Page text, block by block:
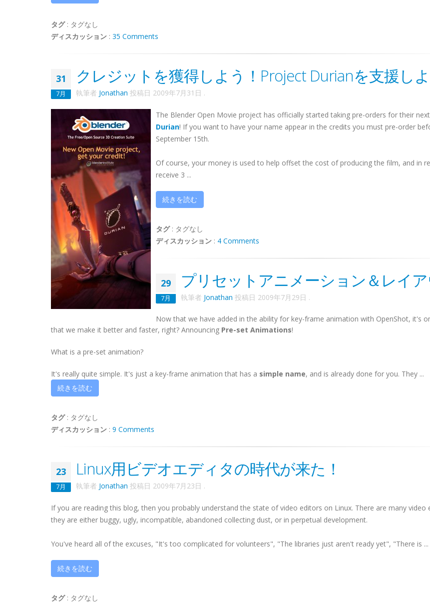
タグ: タグなし
ディスカッション : 35 Comments
31
7月
クレジットを獲得しよう！Project Durianを支援しよ
執筆者 Jonathan 投稿日 2009年7月31日 .
The Blender Open Movie project has officially started taking pre-orders for their
Durian! If you want to have your name appear in the credits you must pre-order
September 15th.
Of course, your money is used to help offset the cost of producing the film, and in
receive 3 ...
続きを読む
タグ: タグなし
ディスカッション : 4 Comments
29
7月
プリセットアニメーション＆レイア
執筆者 Jonathan 投稿日 2009年7月29日 .
Now that we have added in the ability for key-frame animation with OpenShot, it's
that we make it better and faster, right? Announcing Pre-set Animations!
What is a pre-set animation?
It's really quite simple. It's just a key-frame animation that has a simple name, and is already done for you. They ...
続きを読む
タグ: タグなし
ディスカッション : 9 Comments
23
7月
Linux用ビデオエディタの時代が来た！
執筆者 Jonathan 投稿日 2009年7月23日 .
If you are reading this blog, then you probably understand the state of video editors on Linux. There are many video
they are either buggy, ugly, incompatible, abandoned collecting dust, or in perpetual development.
You've heard all of the excuses, "It's too complicated for volunteers", "The libraries just aren't ready yet", "There is ...
続きを読む
タグ: タグなし